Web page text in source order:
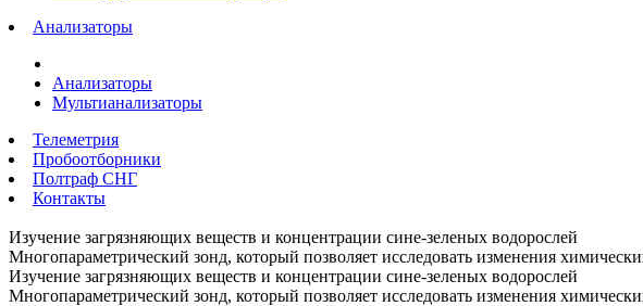
Анализаторы
Анализаторы
Мультианализаторы
Телеметрия
Пробоотборники
Полтраф СНГ
Контакты
Изучение загрязняющих веществ и концентрации сине-зеленых водорослей
Многопараметрический зонд, который позволяет исследовать изменения
Изучение загрязняющих веществ и концентрации сине-зеленых водорослей
Многопараметрический зонд, который позволяет исследовать изменения